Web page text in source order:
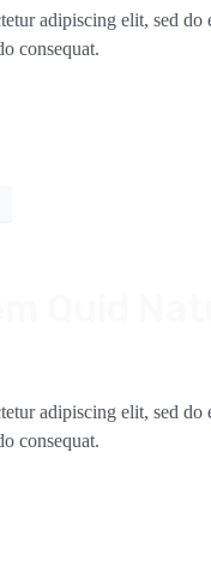
adipiscing elit, sed
consequat.
adipiscing elit, sed
consequat.